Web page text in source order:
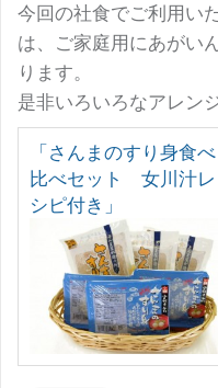
今回の社食でご利用い
は、ご家庭用にあがい
ります。
是非いろいろなアレン
「さんまのすり身食べ
比べセット 女川汁レ
シピ付き」